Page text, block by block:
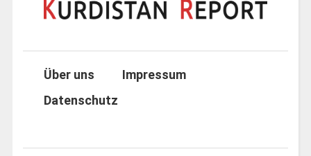
Über uns
Impressum
Datenschutz